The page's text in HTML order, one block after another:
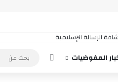
المفوضيات إضافة عمود